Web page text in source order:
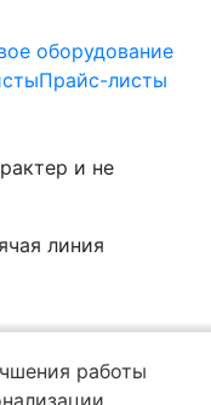
Прайс-листы
и не
линия
работы